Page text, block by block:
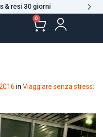
& resi 30 giorni
0
in Viaggiare senza stress: